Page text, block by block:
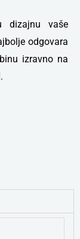
dizajnu vaše
odgovara
izravno na